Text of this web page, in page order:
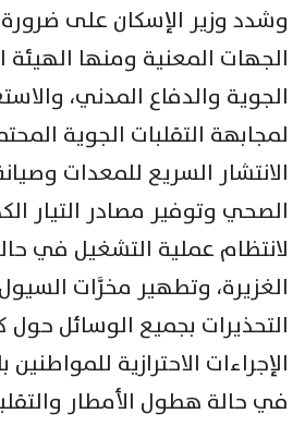
وشدد وزير الإسكان على
الجهات المعنية ومنها الهيئة
الجوية والدفاع المدني،
لمجابهة التقلبات الجوية
الانتشار السريع للمعدات
الصحي وتوفير مصادر التيار
لانتظام عملية التشغيل في
الغزيرة، وتطهير مخرَّات
التحذيرات بجميع الوسائل حول
الإجراءات الاحترازية
في حالة هطول الأمطار